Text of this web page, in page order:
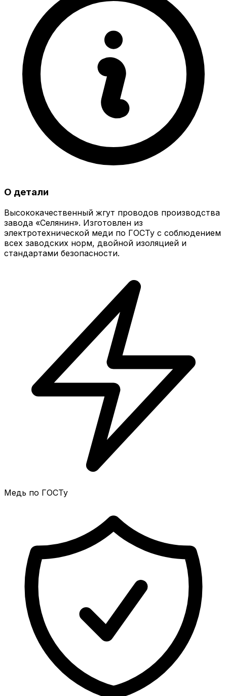
О детали
Высококачественный жгут проводов производства
завода «Селянин». Изготовлен из
электротехнической меди по ГОСТу с соблюдением
всех заводских норм, двойной изоляцией и
стандартами безопасности.
Медь по ГОСТу